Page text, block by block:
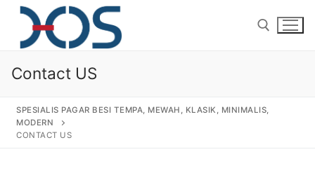
Contact US
SPESIALIS PAGAR BESI TEMPA, MEWAH, KLASIK, MINIMALIS,
MODERN
CONTACT US